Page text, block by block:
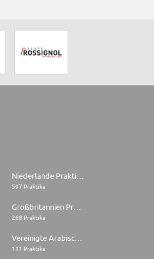
597 Praktika
268 Praktika
111 Praktika